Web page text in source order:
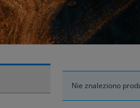
Nie znaleziono